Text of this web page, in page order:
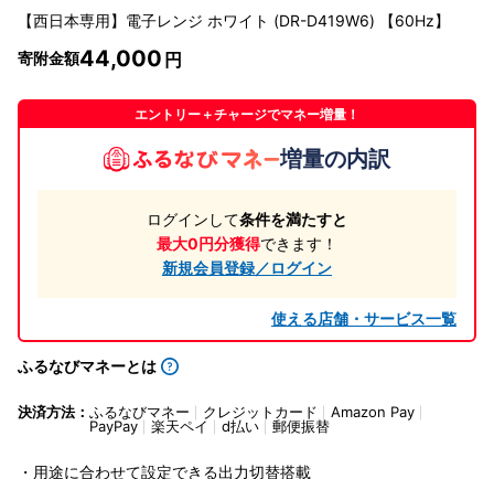
【西日本専用】電子レンジ ホワイト (DR-D419W6) 【60Hz】
寄附金額44,000
エントリー＋チャージでマネー増量！
増量の内訳
ログインして条件を満たすと
最大0円分獲得できます！
新規会員登録／ログイン
使える店舗・サービス一覧
ふるなびマネーとは
決済方法： ふるなびマネー クレジットカード
Amazon Pay
PayPay
楽天ペイ d払い 郵便振替
・用途に合わせて設定できる出力切替搭載